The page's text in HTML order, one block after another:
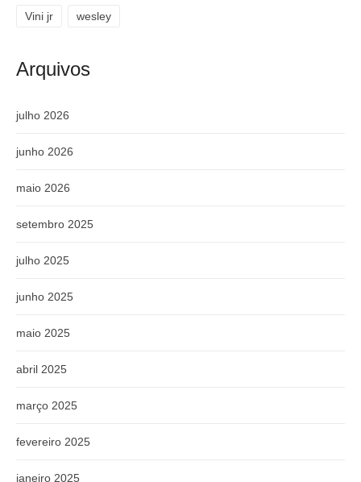
Vini jr wesley
Arquivos
julho 2026
junho 2026
maio 2026
setembro 2025
julho 2025
junho 2025
maio 2025
abril 2025
março 2025
fevereiro 2025
janeiro 2025